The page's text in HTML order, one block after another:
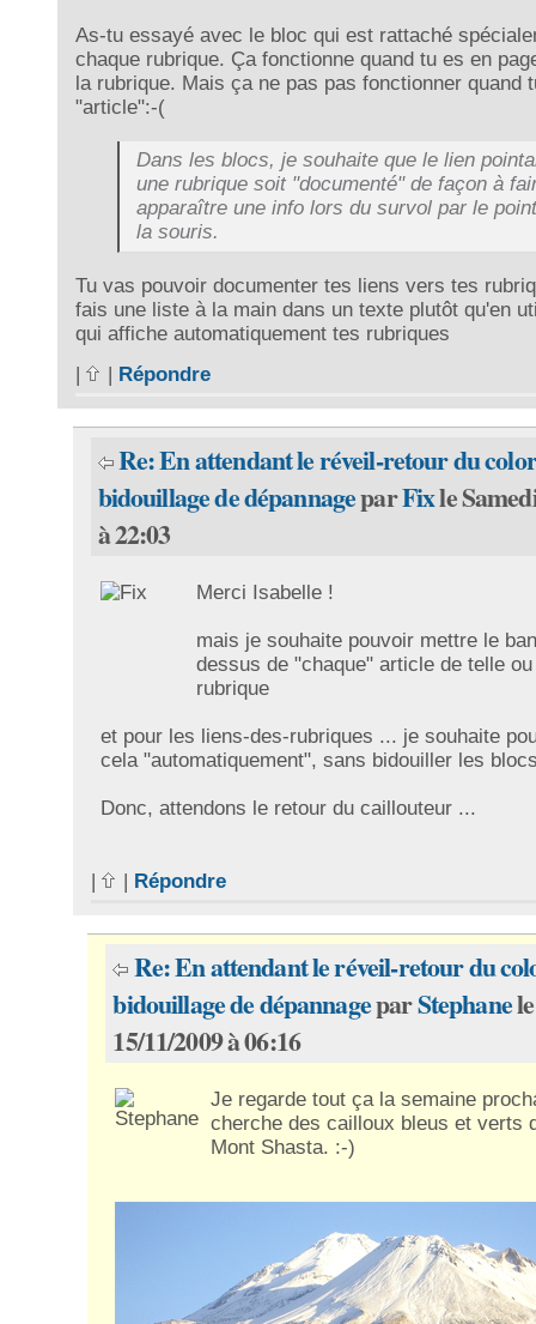
As-tu essayé avec le bloc qui est rattaché
chaque rubrique. Ça fonctionne quand tu es en
la rubrique. Mais ça ne pas pas fonctionner quand
"article":-(
Dans les blocs, je souhaite que le lien
une rubrique soit "documenté" de façon à
apparaître une info lors du survol par le
la souris.
Tu vas pouvoir documenter tes liens vers tes
fais une liste à la main dans un texte plutôt qu'en
qui affiche automatiquement tes rubriques
|
| Répondre
Re: En attendant le réveil-retour du
bidouillage de dépannageparFixle
à 22:03
Merci Isabelle !
mais je souhaite pouvoir mettre le
dessus de "chaque" article de telle
rubrique
et pour les liens-des-rubriques ... je souhaite
cela "automatiquement", sans bidouiller les
Donc, attendons le retour du caillouteur ...
Répondre
Re: En attendant le réveil-retour du
bidouillage de dépannageparStephane
15/11/2009 à 06:16
Je regarde tout ça la semaine
cherche des cailloux bleus et verts
Mont Shasta. :-)